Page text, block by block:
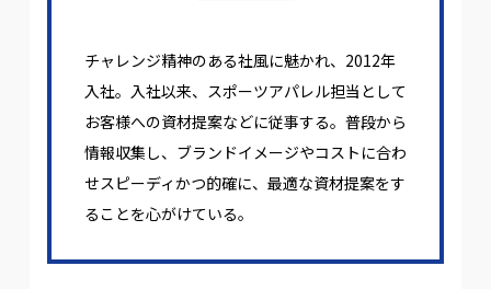
チャレンジ精神のある社風に魅かれ、2012年
入社。入社以来、スポーツアパレル担当として
お客様への資材提案などに従事する。普段から
情報収集し、ブランドイメージやコストに合わ
せスピーディかつ的確に、最適な資材提案をす
ることを心がけている。